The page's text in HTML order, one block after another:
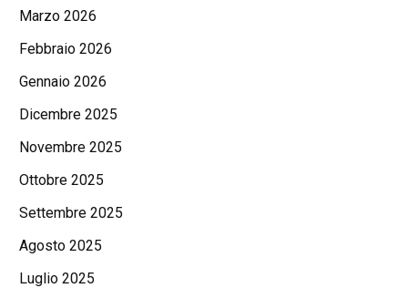
Marzo 2026
Febbraio 2026
Gennaio 2026
Dicembre 2025
Novembre 2025
Ottobre 2025
Settembre 2025
Agosto 2025
Luglio 2025